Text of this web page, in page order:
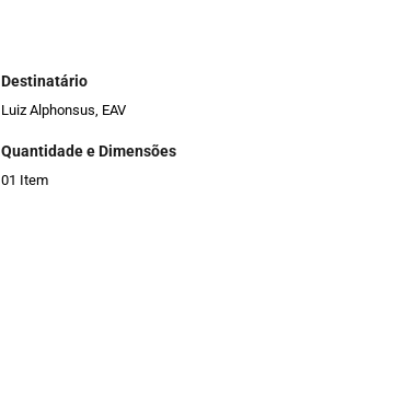
Destinatário
Luiz Alphonsus, EAV
Quantidade e Dimensões
01 Item